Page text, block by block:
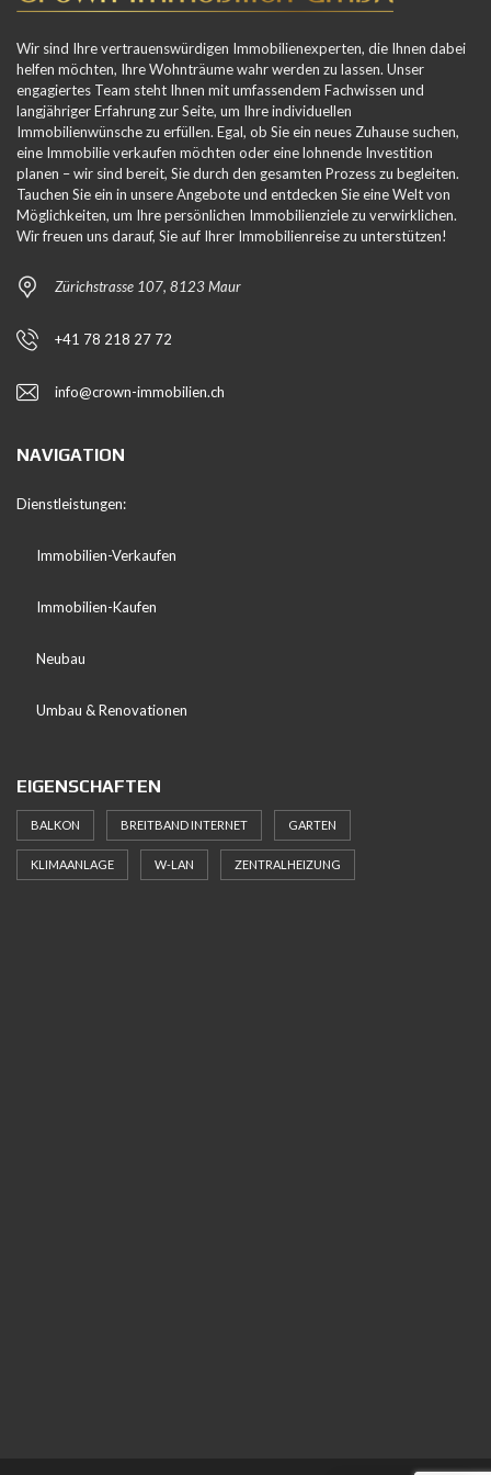
Wir sind Ihre vertrauenswürdigen Immobilienexperten, die Ihnen dabei
helfen möchten, Ihre Wohnträume wahr werden zu lassen. Unser
engagiertes Team steht Ihnen mit umfassendem Fachwissen und
langjähriger Erfahrung zur Seite, um Ihre individuellen
Immobilienwünsche zu erfüllen. Egal, ob Sie ein neues Zuhause suchen,
eine Immobilie verkaufen möchten oder eine lohnende Investition
planen – wir sind bereit, Sie durch den gesamten Prozess zu begleiten.
Tauchen Sie ein in unsere Angebote und entdecken Sie eine Welt von
Möglichkeiten, um Ihre persönlichen Immobilienziele zu verwirklichen.
Wir freuen uns darauf, Sie auf Ihrer Immobilienreise zu unterstützen!
Zürichstrasse 107, 8123 Maur
+41 78 218 27 72
info@crown-immobilien.ch
NAVIGATION
Dienstleistungen:
Immobilien-Verkaufen
Immobilien-Kaufen
Neubau
Umbau & Renovationen
EIGENSCHAFTEN
BALKON BREITBAND INTERNET GARTEN
KLIMAANLAGE W-LAN ZENTRALHEIZUNG